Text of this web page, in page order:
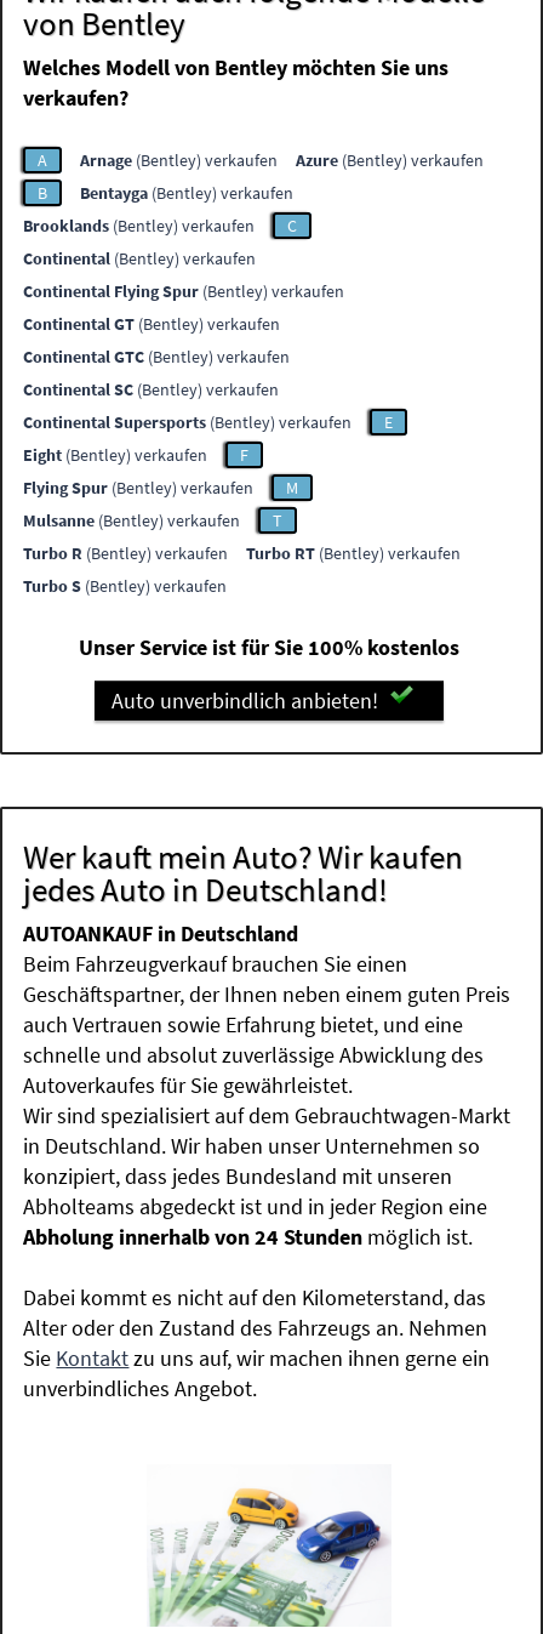
von Bentley
Welches Modell von Bentley möchten Sie uns
verkaufen?
A Arnage (Bentley) verkaufen Azure (Bentley) verkaufen
B
Bentayga (Bentley) verkaufen
Brooklands (Bentley) verkaufen
C
Continental (Bentley) verkaufen
Continental Flying Spur (Bentley) verkaufen
Continental GT (Bentley) verkaufen
Continental GTC (Bentley) verkaufen
Continental SC (Bentley) verkaufen
Continental Supersports (Bentley) verkaufen
E
Eight (Bentley) verkaufen
F
Flying Spur (Bentley) verkaufen
M
Mulsanne (Bentley) verkaufen
T
Turbo R (Bentley) verkaufen Turbo RT (Bentley) verkaufen
Turbo S (Bentley) verkaufen
Unser Service ist für Sie 100% kostenlos
Auto unverbindlich anbieten!
Wer kauft mein Auto? Wir kaufen
jedes Auto in Deutschland!
AUTOANKAUF in Deutschland
Beim Fahrzeugverkauf brauchen Sie einen
Geschäftspartner, der Ihnen neben einem guten Preis
auch Vertrauen sowie Erfahrung bietet, und eine
schnelle und absolut zuverlässige Abwicklung des
Autoverkaufes für Sie gewährleistet.
Wir sind spezialisiert auf dem Gebrauchtwagen-Markt
in Deutschland. Wir haben unser Unternehmen so
konzipiert, dass jedes Bundesland mit unseren
Abholteams abgedeckt ist und in jeder Region eine
Abholung innerhalb von 24 Stunden möglich ist.
Dabei kommt es nicht auf den Kilometerstand, das
Alter oder den Zustand des Fahrzeugs an. Nehmen
Sie Kontaktzu uns auf, wir machen ihnen gerne ein
unverbindliches Angebot.